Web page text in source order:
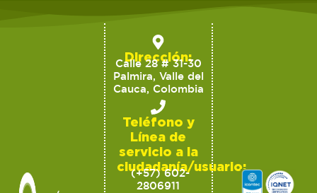
Dirección:
Calle 28 # 31-30
Palmira, Valle del
Cauca, Colombia
Teléfono y
Línea de
servicio a la
ciudadanía/usuario:
(+57) 602-
2806911